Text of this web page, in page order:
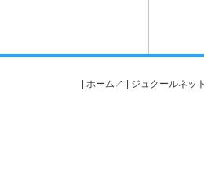
| ホーム↗️ | ジュクールネッ